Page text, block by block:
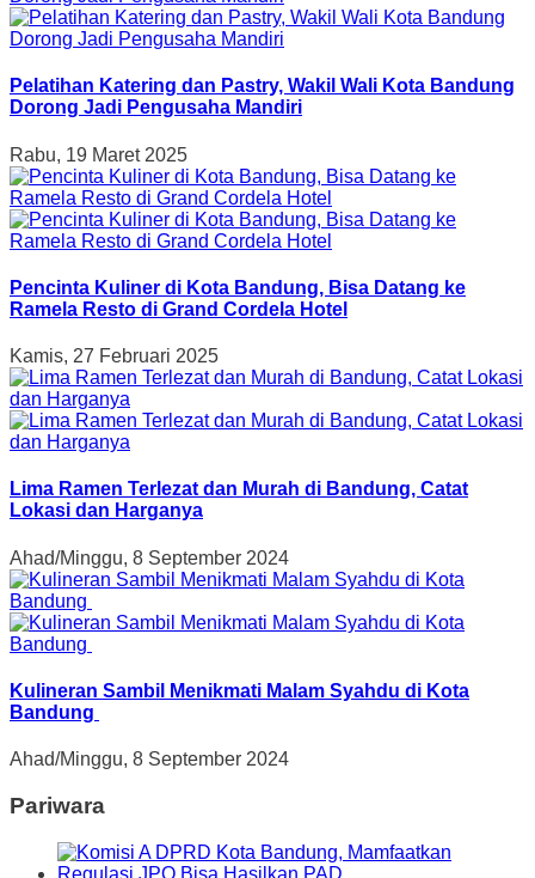
Pelatihan Katering dan Pastry, Wakil Wali Kota Bandung
Dorong Jadi Pengusaha Mandiri
Rabu, 19 Maret 2025
Pencinta Kuliner di Kota Bandung, Bisa Datang ke
Ramela Resto di Grand Cordela Hotel
Kamis, 27 Februari 2025
Lima Ramen Terlezat dan Murah di Bandung, Catat
Lokasi dan Harganya
Ahad/Minggu, 8 September 2024
Kulineran Sambil Menikmati Malam Syahdu di Kota
Bandung
Ahad/Minggu, 8 September 2024
Pariwara